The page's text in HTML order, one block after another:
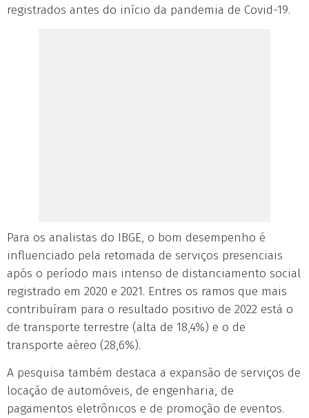
registrados antes do início da pandemia de Covid-19.
Para os analistas do IBGE, o bom desempenho é
influenciado pela retomada de serviços presenciais
após o período mais intenso de distanciamento social
registrado em 2020 e 2021. Entres os ramos que mais
contribuíram para o resultado positivo de 2022 está o
de transporte terrestre (alta de 18,4%) e o de
transporte aéreo (28,6%).
A pesquisa também destaca a expansão de serviços de
locação de automóveis, de engenharia, de
pagamentos eletrônicos e de promoção de eventos.